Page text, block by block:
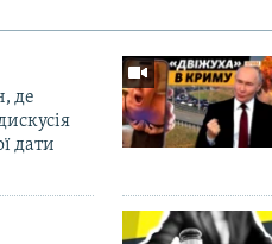
де
дати